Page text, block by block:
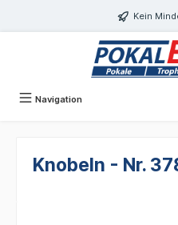
Kein
Navigation
Knobeln - Nr.